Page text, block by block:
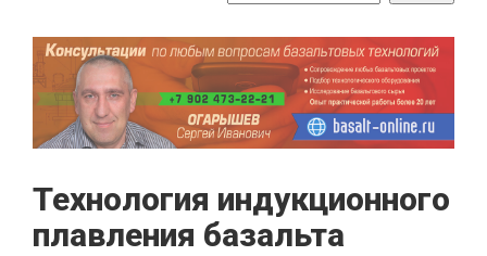
Технология индукционного
плавления базальта